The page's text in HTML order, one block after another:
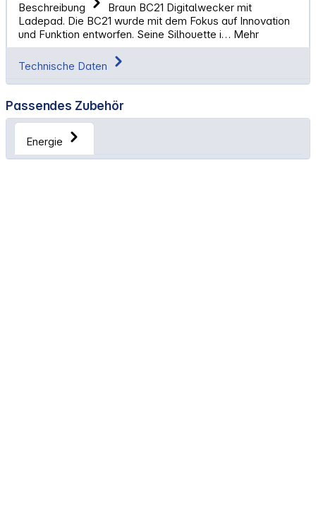
Beschreibung
Braun BC21 Digitalwecker mit
Ladepad. Die BC21 wurde mit dem Fokus auf Innovation
und Funktion entworfen. Seine Silhouette i… Mehr
Technische Daten
Passendes Zubehör
Energie